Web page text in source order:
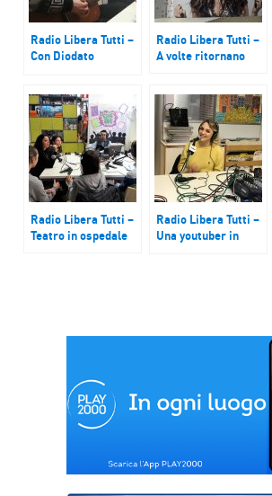
Radio Libera Tutti –
Con Diodato
marzo 2017
Radio Libera Tutti –
A volte ritornano
Radio Libera Tutti –
Teatro in ospedale
Radio Libera Tutti –
Una youtuber in